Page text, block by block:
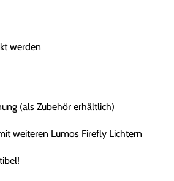
werden
(als Zubehör erhältlich)
weiteren Lumos Firefly Lichtern